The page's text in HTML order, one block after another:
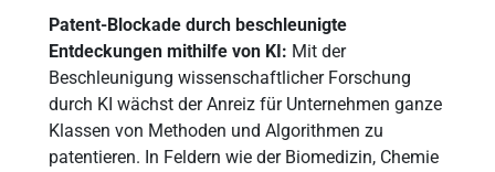
Patent-Blockade durch beschleunigte
Entdeckungen mithilfe von KI: Mit der
Beschleunigung wissenschaftlicher Forschung
durch KI wächst der Anreiz für Unternehmen ganze
Klassen von Methoden und Algorithmen zu
patentieren. In Feldern wie der Biomedizin, Chemie